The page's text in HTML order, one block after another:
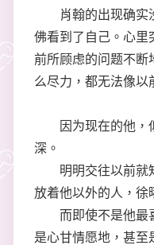
肖翰的出现确实
佛看到了自己。心里
前所顾虑的问题不断
么尽力，都无法像以
因为现在的他，
深。
明明交往以前就
放着他以外的人，徐
而即使不是他最
是心甘情愿地，甚至